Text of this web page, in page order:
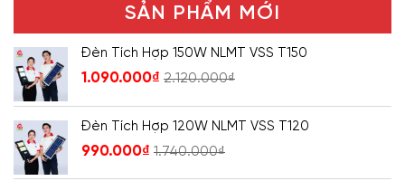
SẢN PHẨM MỚI
Đèn Tích Hợp 150W NLMT VSS T150
1.090.000₫ 2.120.000₫
Đèn Tích Hợp 120W NLMT VSS T120
990.000₫ 1.740.000₫